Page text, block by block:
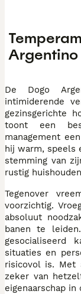
Argentino
De Dogo
intimiderende
gezinsgerichte
toont een
management
hij warm, speels
stemming van
rustig
Tegenover
voorzichtig.
absoluut
banen te
gesocialiseerd
situaties en
risicovol is. Met
zeker van
eigenaarschap